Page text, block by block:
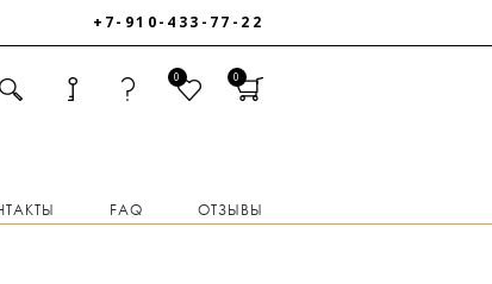
+7-910-433-77-22
0 0
FAQ ОТЗЫВЫ